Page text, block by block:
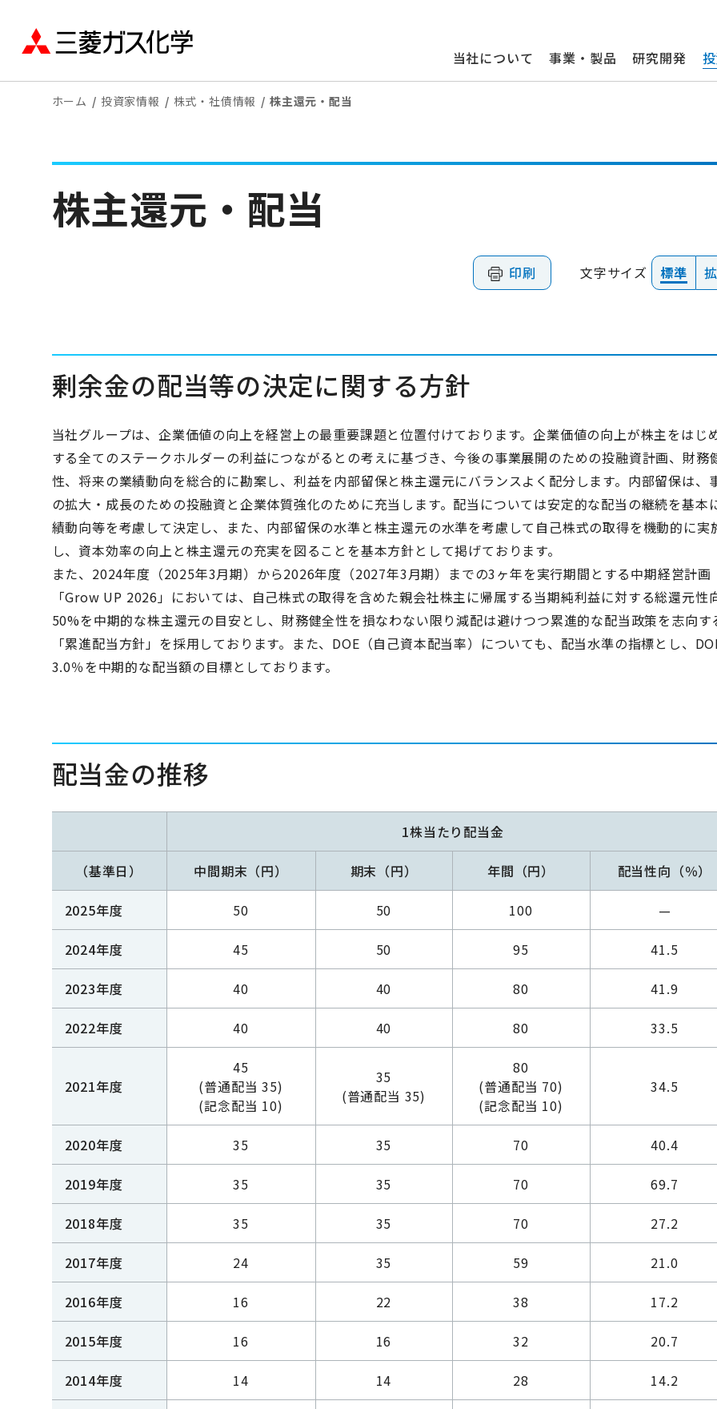
当社について 事業・製品 研究開発
ホーム 投資家情報 株式・社債情報 株主還元・配当
株主還元・配当
印刷 文字サイズ 標準
剰余金の配当等の決定に関する方針
当社グループは、企業価値の向上を経営上の最重要課題と位置付けております。企業価値の向上が株主をはじ
する全てのステークホルダーの利益につながるとの考えに基づき、今後の事業展開のための投融資計画、財務
性、将来の業績動向を総合的に勘案し、利益を内部留保と株主還元にバランスよく配分します。内部留保は、
の拡大・成長のための投融資と企業体質強化のために充当します。配当については安定的な配当の継続を基本
績動向等を考慮して決定し、また、内部留保の水準と株主還元の水準を考慮して自己株式の取得を機動的に実
し、資本効率の向上と株主還元の充実を図ることを基本方針として掲げております。
また、2024年度（2025年3月期）から2026年度（2027年3月期）までの3ヶ年を実行期間とする中期経営計画
「Grow UP 2026」においては、自己株式の取得を含めた親会社株主に帰属する当期純利益に対する総還元性
50%を中期的な株主還元の目安とし、財務健全性を損なわない限り減配は避けつつ累進的な配当政策を志向す
「累進配当方針」を採用しております。また、DOE（自己資本配当率）についても、配当水準の指標とし、
3.0％を中期的な配当額の目標としております。
配当金の推移
1株当たり配当金
（基準日） 中間期末（円） 期末（円） 年間（円） 配当性向（％）
2025年度 50 50 100 —
2024年度 45 50 95 41.5
2023年度 40 40 80 41.9
2022年度 40 40 80 33.5
2021年度
45
(普通配当 35)
(記念配当 10)
35
(普通配当 35)
80
(普通配当 70)
(記念配当 10)
34.5
2020年度 35 35 70 40.4
2019年度 35 35 70 69.7
2018年度 35 35 70 27.2
2017年度 24 35 59 21.0
2016年度 16 22 38 17.2
2015年度 16 16 32 20.7
2014年度 14 14 28 14.2